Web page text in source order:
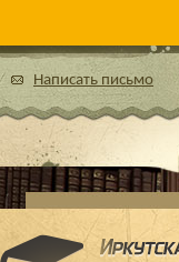
Написать письмо